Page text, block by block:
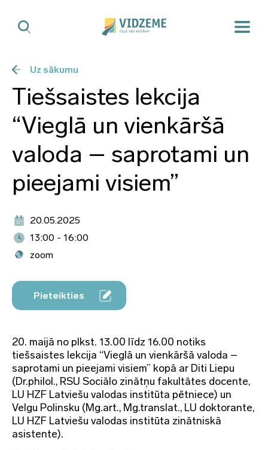
Uz sākumu
Tiešsaistes lekcija
“Vieglā un vienkāršā
valoda – saprotami un
pieejami visiem”
20.05.2025
13:00 - 16:00
zoom
Pieteikties
20. maijā no plkst. 13.00 līdz 16.00 notiks
tiešsaistes lekcija “Vieglā un vienkāršā valoda –
saprotami un pieejami visiem” kopā ar Diti Liepu
(Dr.philol., RSU Sociālo zinātņu fakultātes docente,
LU HZF Latviešu valodas institūta pētniece) un
Velgu Polinsku (Mg.art., Mg.translat., LU doktorante,
LU HZF Latviešu valodas institūta zinātniskā
asistente).